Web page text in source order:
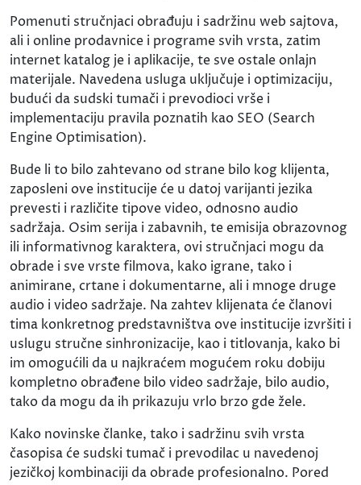
Pomenuti stručnjaci obrađuju i sadržinu web sajtova,
ali i online prodavnice i programe svih vrsta, zatim
internet katalog je i aplikacije, te sve ostale onlajn
materijale. Navedena usluga uključuje i optimizaciju,
budući da sudski tumači i prevodioci vrše i
implementaciju pravila poznatih kao SEO (Search
Engine Optimisation).
Bude li to bilo zahtevano od strane bilo kog klijenta,
zaposleni ove institucije će u datoj varijanti jezika
prevesti i različite tipove video, odnosno audio
sadržaja. Osim serija i zabavnih, te emisija obrazovnog
ili informativnog karaktera, ovi stručnjaci mogu da
obrade i sve vrste filmova, kako igrane, tako i
animirane, crtane i dokumentarne, ali i mnoge druge
audio i video sadržaje. Na zahtev klijenata će članovi
tima konkretnog predstavništva ove institucije izvršiti i
uslugu stručne sinhronizacije, kao i titlovanja, kako bi
im omogućili da u najkraćem mogućem roku dobiju
kompletno obrađene bilo video sadržaje, bilo audio,
tako da mogu da ih prikazuju vrlo brzo gde žele.
Kako novinske članke, tako i sadržinu svih vrsta
časopisa će sudski tumač i prevodilac u navedenoj
jezičkoj kombinaciji da obrade profesionalno. Pored